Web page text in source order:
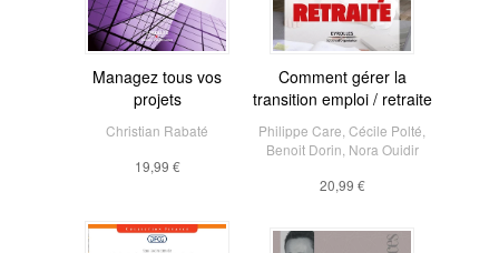
Managez tous vos
projets
Christian Rabaté
19,99 €
Comment gérer la
transition emploi / retraite
Philippe Care Cécile Polté
Benoit Dorin Nora Ouidir
20,99 €